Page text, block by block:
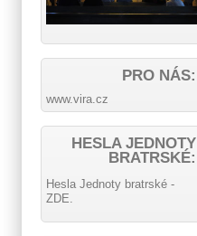
PRO NÁS:
www.vira.cz
HESLA JEDNOTY
BRATRSKÉ:
Hesla Jednoty bratrské -
ZDE.